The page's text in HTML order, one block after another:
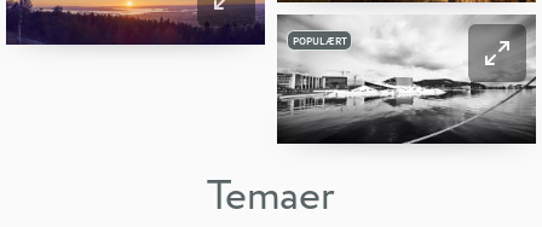
POPULÆRT
Temaer